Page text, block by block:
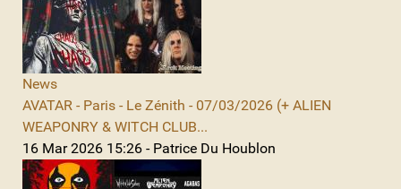
News
AVATAR - Paris - Le Zénith - 07/03/2026 (+ ALIEN
WEAPONRY & WITCH CLUB...
16 Mar 2026 15:26 - Patrice Du Houblon